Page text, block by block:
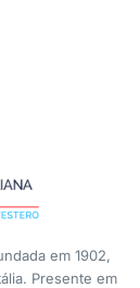
em 1902,
Presente em